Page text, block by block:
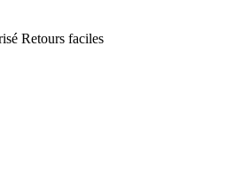
Retours faciles